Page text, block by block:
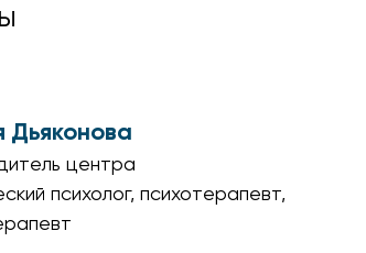
Дьяконова
центра
психолог, психотерапевт,